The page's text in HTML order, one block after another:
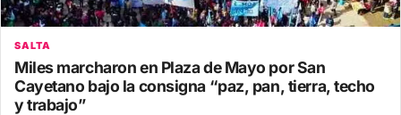
SALTA
Miles marcharon en Plaza de Mayo por San
Cayetano bajo la consigna “paz, pan, tierra, techo
y trabajo”